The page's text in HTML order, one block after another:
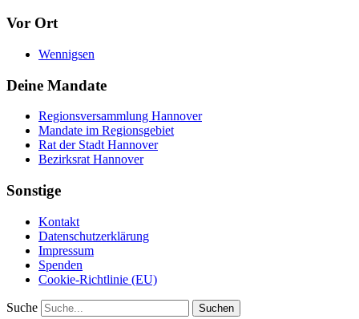
Vor Ort
Wennigsen
Deine Mandate
Regionsversammlung Hannover
Mandate im Regionsgebiet
Rat der Stadt Hannover
Bezirksrat Hannover
Sonstige
Kontakt
Datenschutzerklärung
Impressum
Spenden
Cookie-Richtlinie (EU)
Suche